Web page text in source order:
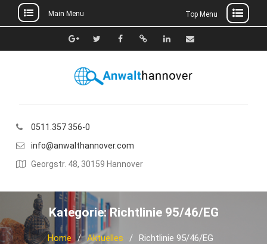
to
Main Menu Top Menu
Google+TwitterFacebook
Xing Linkedin
E-
0511.357 356-0
info@anwalthannover.com
Georgstr. 48, 30159 Hannover
Kategorie:Richtlinie 95/46/EG
Home Aktuelles Richtlinie 95/46/EG